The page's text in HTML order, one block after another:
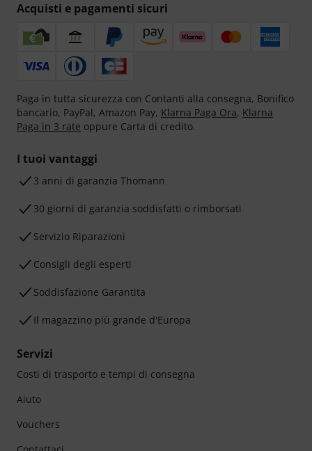
Acquisti e pagamenti sicuri
Paga in tutta sicurezza con Contanti alla consegna, Bonifico
bancario, PayPal, Amazon Pay, Klarna Paga Ora, Klarna
Paga in 3 rate oppure Carta di credito.
I tuoi vantaggi
3 anni di garanzia Thomann
30 giorni di garanzia soddisfatti o rimborsati
Servizio Riparazioni
Consigli degli esperti
Soddisfazione Garantita
Il magazzino più grande d'Europa
Servizi
Costi di trasporto e tempi di consegna
Aiuto
Vouchers